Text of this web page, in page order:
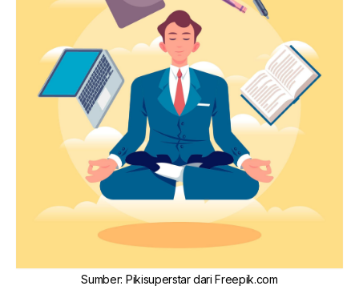
Sumber: Pikisuperstar dari Freepik.com